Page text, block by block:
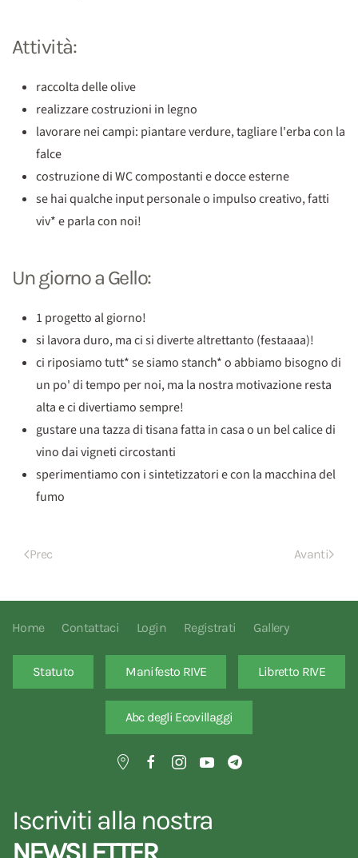
Attività:
raccolta delle olive
realizzare costruzioni in legno
lavorare nei campi: piantare verdure, tagliare l'erba con la
falce
costruzione di WC compostanti e docce esterne
se hai qualche input personale o impulso creativo, fatti
viv* e parla con noi!
Un giorno a Gello:
1 progetto al giorno!
si lavora duro, ma ci si diverte altrettanto (festaaaa)!
ci riposiamo tutt* se siamo stanch* o abbiamo bisogno di
un po' di tempo per noi, ma la nostra motivazione resta
alta e ci divertiamo sempre!
gustare una tazza di tisana fatta in casa o un bel calice di
vino dai vigneti circostanti
sperimentiamo con i sintetizzatori e con la macchina del
fumo
Prec Avanti
Home Contattaci Login Registrati Gallery
Statuto Manifesto RIVE Libretto RIVE
Abc degli Ecovillaggi
Iscriviti alla nostra